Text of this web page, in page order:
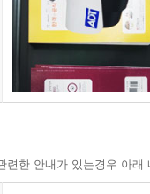
한 안내가 있는경우 아